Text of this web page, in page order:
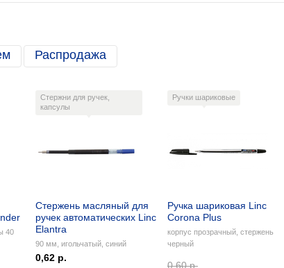
Распродажа
40
Стержни для ручек,
капсулы
Стержень масляный для
ручек автоматических Linc
Elantra
90 мм, игольчатый, синий
0,62 р.
Ручки шариковые
Ручка шариковая Linc
Corona Plus
корпус прозрачный, стержень
черный
0,60 р.